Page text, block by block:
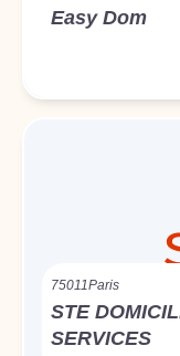
Easy Dom
75011Paris
STE
SERVICES